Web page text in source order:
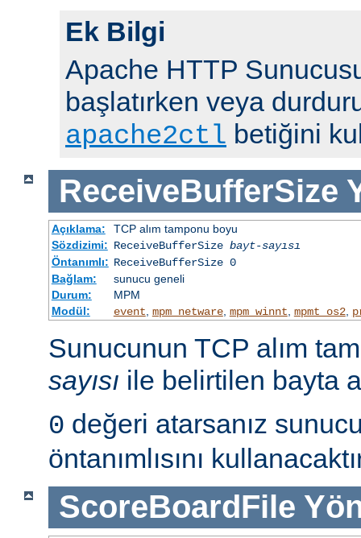
Ek Bilgi
Apache HTTP
başlatırken veya
apache2ctl betiğini
ReceiveBufferSize
Açıklama:
TCP alım tamponu boyu
Sözdizimi: ReceiveBufferSize bayt-sayısı
Öntanımlı: ReceiveBufferSize 0
Bağlam:
sunucu geneli
Durum:
MPM
Modül:
event mpm_netware, mpm_winnt mpmt_os2,
Sunucunun TCP alım
sayısı ile belirtilen bayta
0 değeri atarsanız
öntanımlısını
ScoreBoardFile